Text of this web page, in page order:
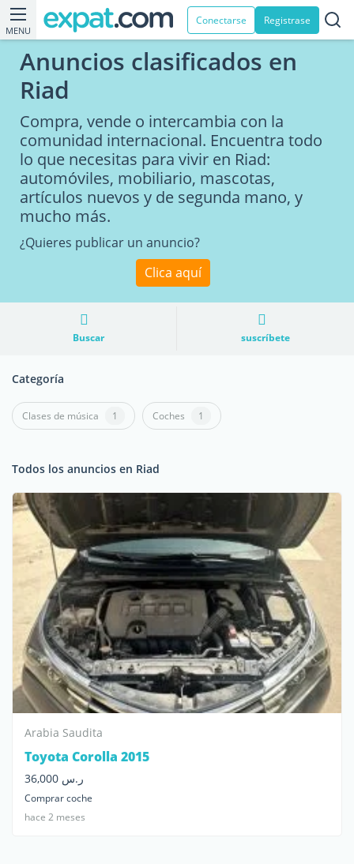
MENU
Conectarse Registrase
Anuncios clasificados en
Riad
Compra, vende o intercambia con la
comunidad internacional. Encuentra todo
lo que necesitas para vivir en Riad:
automóviles, mobiliario, mascotas,
artículos nuevos y de segunda mano, y
mucho más.
¿Quieres publicar un anuncio?
Clica aquí
Buscar suscríbete
Categoría
Clases de música 1 Coches 1
Todos los anuncios en Riad
Arabia Saudita
Toyota Corolla 2015
ر.س 36,000
Comprar coche
hace 2 meses